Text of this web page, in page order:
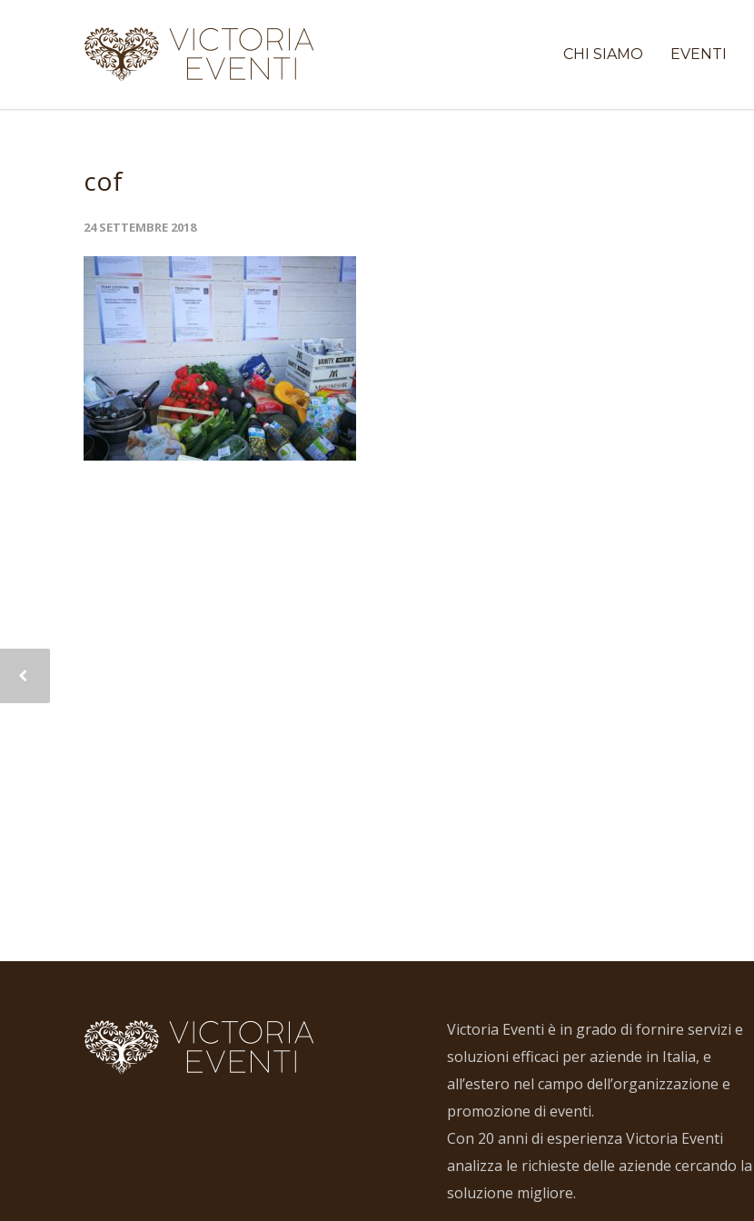
CHI SIAMO EVENTI
cof
24 SETTEMBRE 2018
Victoria Eventi è in grado di fornire servizi e
soluzioni efficaci per aziende in Italia, e
all’estero nel campo dell’organizzazione e
promozione di eventi.
Con 20 anni di esperienza Victoria Eventi
analizza le richieste delle aziende cercando la
soluzione migliore.